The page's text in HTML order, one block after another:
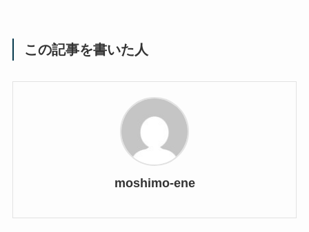
この記事を書いた人
moshimo-ene